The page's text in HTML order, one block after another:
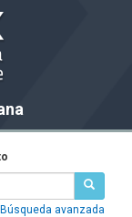
Búsqueda avanzada